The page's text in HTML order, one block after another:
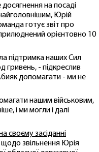
на посаді
Юрій
готує звіт про
орієнтовно 10
підтримка наших Сил
гривень, - підкреслив
допомагати - ми не
нашим військовим,
і ми могли і далі
своєму засіданні
щодо звільнення Юрія